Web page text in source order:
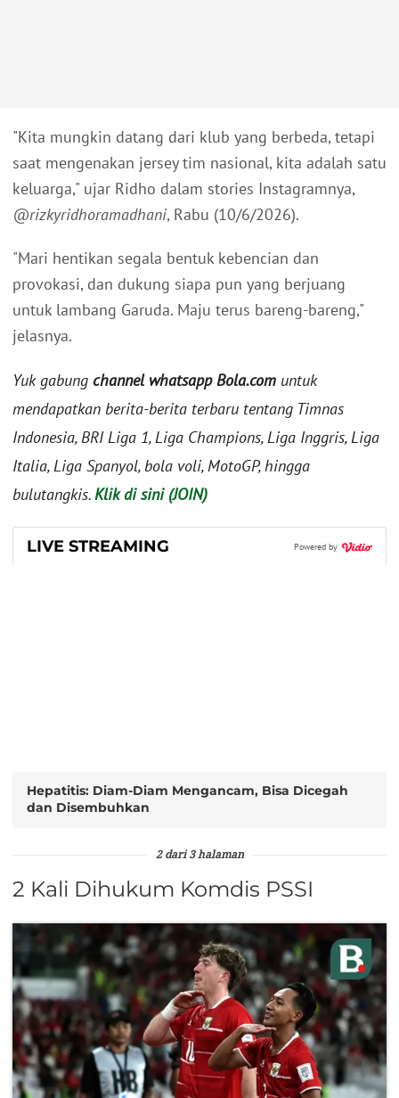
"Kita mungkin datang dari klub yang berbeda, tetapi
saat mengenakan jersey tim nasional, kita adalah satu
keluarga," ujar Ridho dalam stories Instagramnya,
@rizkyridhoramadhani, Rabu (10/6/2026).
"Mari hentikan segala bentuk kebencian dan
provokasi, dan dukung siapa pun yang berjuang
untuk lambang Garuda. Maju terus bareng-bareng,"
jelasnya.
Yuk gabung channel whatsapp Bola.com untuk
mendapatkan berita-berita terbaru tentang Timnas
Indonesia, BRI Liga 1, Liga Champions, Liga Inggris, Liga
Italia, Liga Spanyol, bola voli, MotoGP, hingga
bulutangkis.Klik di sini (JOIN)
LIVE STREAMING Powered by
Hepatitis: Diam-Diam Mengancam, Bisa Dicegah
dan Disembuhkan
2 dari 3 halaman
2 Kali Dihukum Komdis PSSI